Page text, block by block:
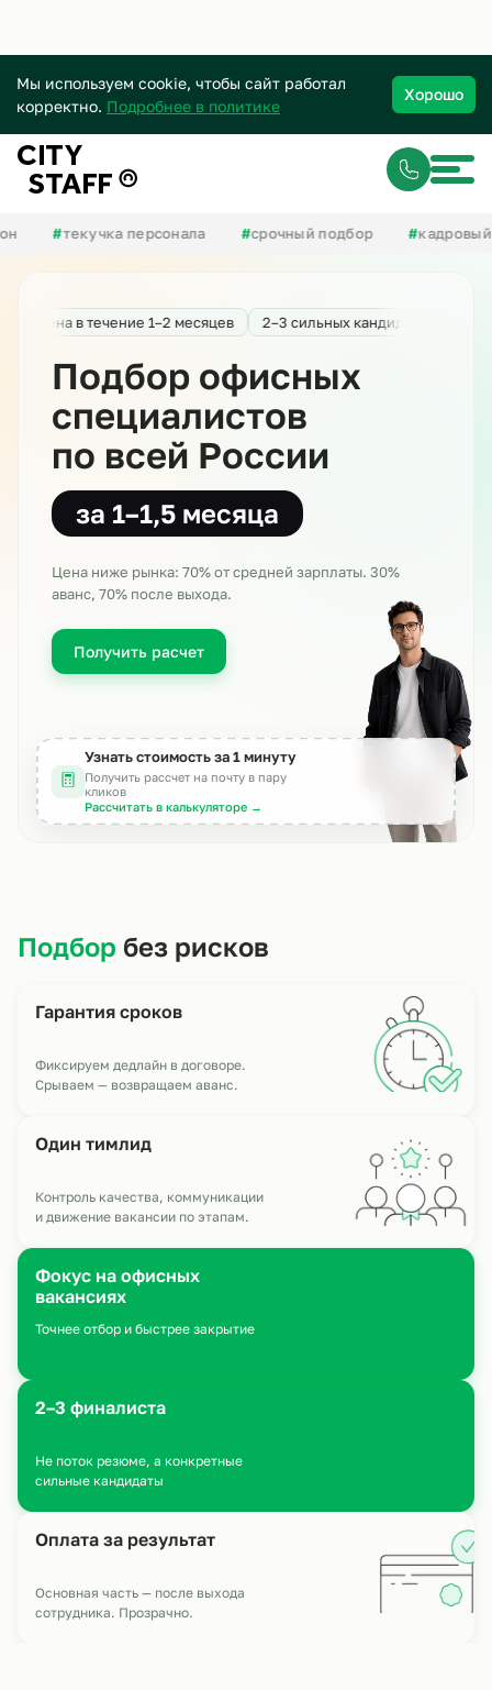
Мы используем cookie, чтобы сайт работал
корректно. Подробнее в политике
Хорошо
текучка персонала срочный подбор кадровый
в течение 1–2 месяцев 2–3 сильных кандидата
Подбор офисных
специалистов
по всей России
за 1–1,5 месяца
Цена ниже рынка: 70% от средней зарплаты. 30%
аванс, 70% после выхода.
Получить расчет
Узнать стоимость за 1 минуту
Получить рассчет на почту в пару
кликов
Рассчитать в калькуляторе →
Подбор без рисков
Гарантия сроков
Фиксируем дедлайн в договоре.
Срываем — возвращаем аванс.
Один тимлид
Контроль качества, коммуникации
и движение вакансии по этапам.
Фокус на офисных
вакансиях
Точнее отбор и быстрее закрытие
2–3 финалиста
Не поток резюме, а конкретные
сильные кандидаты
Оплата за результат
Основная часть — после выхода
сотрудника. Прозрачно.